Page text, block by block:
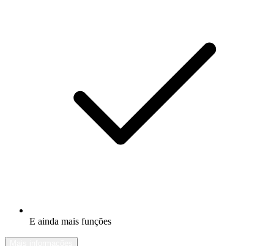
E ainda mais funções